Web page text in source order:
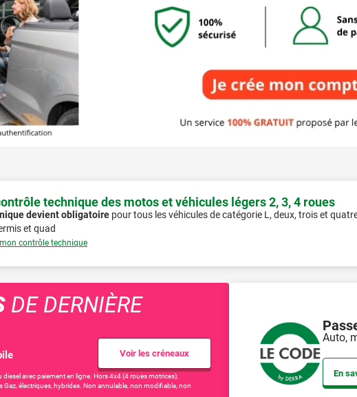
technique des motos et véhicules légers 2, 3, 4 roues
devient obligatoire pour tous les véhicules de catégorie L, deux, trois et
et quad
contrôle technique
DE DERNIÈRE
Voir les créneaux
avec paiement en ligne. Hors 4x4 (4 roues motrices),
Gaz, électriques, hybrides. Non annulable, non modifiable, non
Auto,
En